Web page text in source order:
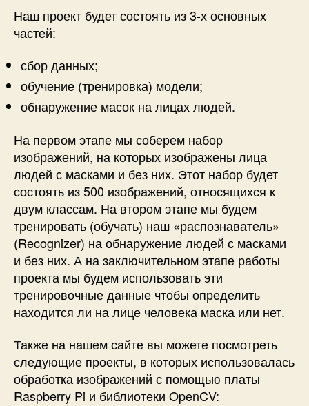
ю
b
e
y
P
i
и
O
p
e
C
V
Наш проект будет состоять из 3-х основных
частей:
сбор данных;
обучение (тренировка) модели;
обнаружение масок на лицах людей.
На первом этапе мы соберем набор
изображений, на которых изображены лица
людей с масками и без них. Этот набор будет
состоять из 500 изображений, относящихся к
двум классам. На втором этапе мы будем
тренировать (обучать) наш «распознаватель»
(Recognizer) на обнаружение людей с масками
и без них. А на заключительном этапе работы
проекта мы будем использовать эти
тренировочные данные чтобы определить
находится ли на лице человека маска или нет.
Также на нашем сайте вы можете посмотреть
следующие проекты, в которых использовалась
обработка изображений с помощью платы
Raspberry Pi и библиотеки OpenCV: